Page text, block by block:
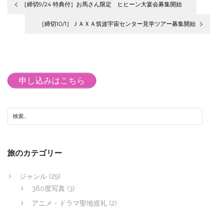
ビ
ゲ
ー
シ
ン
［締切9/24 特典付］お馬さん限定 ヒヒーン大宴会募集開始
［締切10/1］ＪＡＸＡ筑波宇宙センター見学ツアー募集開始
申し込みはこちら
旅のカテゴリー
ジャンル (29)
360度写真 (3)
アニメ・ドラマ聖地巡礼 (2)